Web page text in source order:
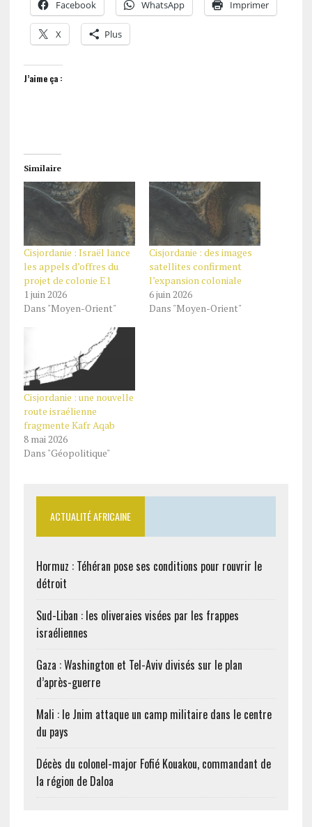
Facebook WhatsApp Imprimer
X Plus
J’aime ça :
Similaire
Cisjordanie : Israël lance
les appels d’offres du
projet de colonie E1
1 juin 2026
Dans "Moyen-Orient"
Cisjordanie : des images
satellites confirment
l’expansion coloniale
6 juin 2026
Dans "Moyen-Orient"
Cisjordanie : une nouvelle
route israélienne
fragmente Kafr Aqab
8 mai 2026
Dans "Géopolitique"
ACTUALITÉ AFRICAINE
Hormuz : Téhéran pose ses conditions pour rouvrir le
détroit
Sud-Liban : les oliveraies visées par les frappes
israéliennes
Gaza : Washington et Tel-Aviv divisés sur le plan
d’après-guerre
Mali : le Jnim attaque un camp militaire dans le centre
du pays
Décès du colonel-major Fofié Kouakou, commandant de
la région de Daloa